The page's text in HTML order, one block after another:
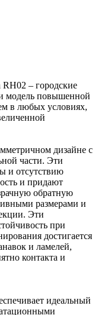
– городские
модель повышенной
в любых условиях,
дизайне с
части. Эти
и отсутствию
и придают
обратную
размерами и
Эти
при
достигается
и ламелей,
контакта и
идеальный